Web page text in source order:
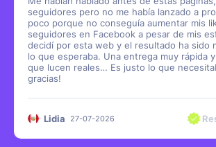
seguidores pero no me había lanzado a
poco porque no conseguía aumentar mis
seguidores en Facebook a pesar de mis
decidí por esta web y el resultado ha sido
lo que esperaba. Una entrega muy rápida
que lucen reales… Es justo lo que
gracias!
Lidia 27-07-2026